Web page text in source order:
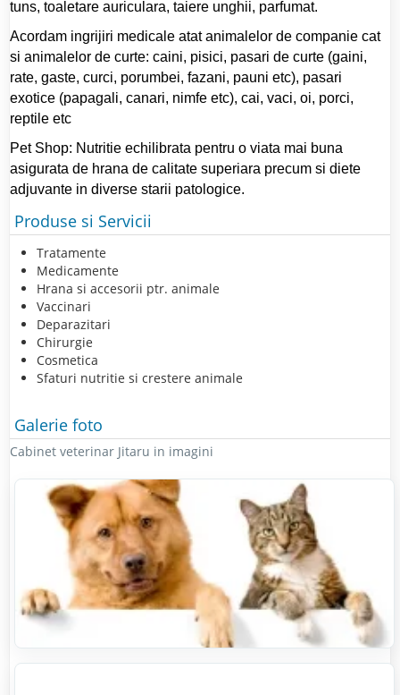
tuns, toaletare auriculara, taiere unghii, parfumat.
Acordam ingrijiri medicale atat animalelor de companie cat
si animalelor de curte: caini, pisici, pasari de curte (gaini,
rate, gaste, curci, porumbei, fazani, pauni etc), pasari
exotice (papagali, canari, nimfe etc), cai, vaci, oi, porci,
reptile etc
Pet Shop: Nutritie echilibrata pentru o viata mai buna
asigurata de hrana de calitate superiara precum si diete
adjuvante in diverse starii patologice.
Produse si Servicii
Tratamente
Medicamente
Hrana si accesorii ptr. animale
Vaccinari
Deparazitari
Chirurgie
Cosmetica
Sfaturi nutritie si crestere animale
Galerie foto
Cabinet veterinar Jitaru in imagini